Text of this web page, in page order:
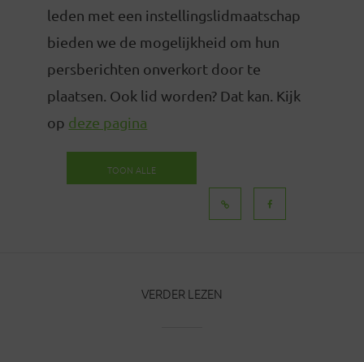
leden met een instellingslidmaatschap
bieden we de mogelijkheid om hun
persberichten onverkort door te
plaatsen. Ook lid worden? Dat kan. Kijk
op deze pagina
TOON ALLE
VERDER LEZEN